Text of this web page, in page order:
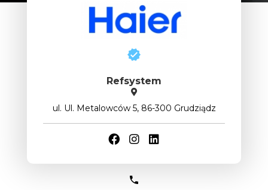
Refsystem
ul. Ul. Metalowców 5, 86-300 Grudziądz